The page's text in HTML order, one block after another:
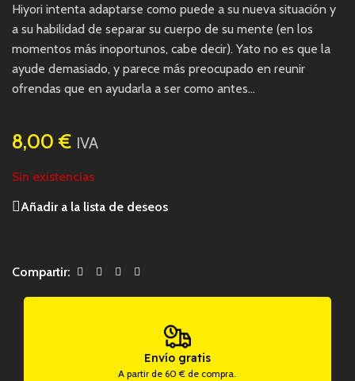
Hiyori intenta adaptarse como puede a su nueva situación y
a su habilidad de separar su cuerpo de su mente (en los
momentos más inoportunos, cabe decir). Yato no es que la
ayude demasiado, y parece más preocupado en reunir
ofrendas que en ayudarla a ser como antes…
8,00 € IVA
Sin existencias
Añadir a la lista de deseos
Compartir:
Envío gratis
A partir de 60 € de compra.